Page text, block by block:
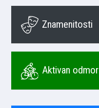
Znamenitosti
Aktivan odmor